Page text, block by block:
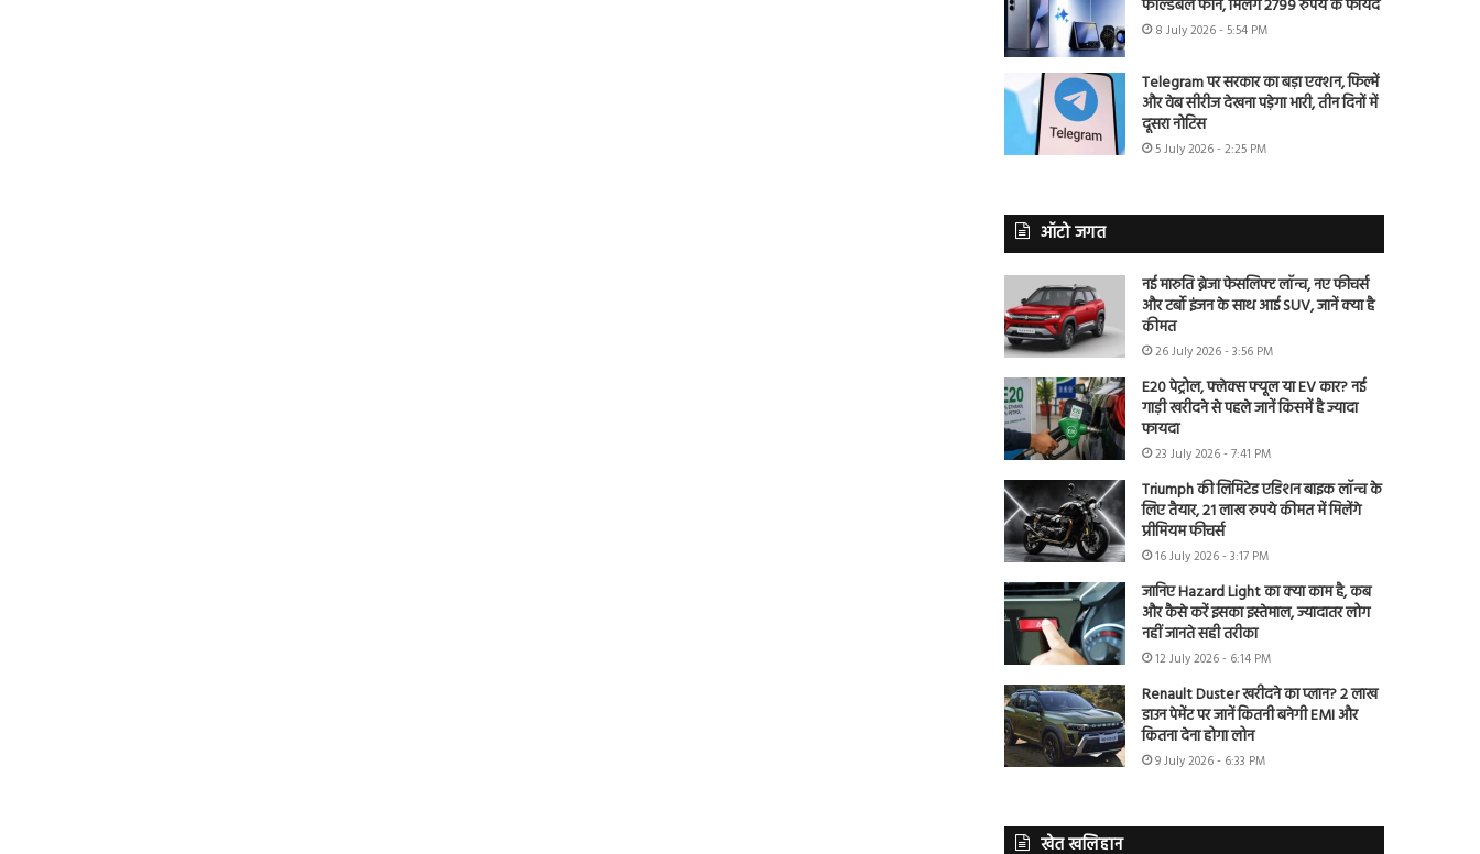
फोल्डेबल फोन, मिलेंगे 2799 रुपये के फायदे
8 July 2026 - 5:54 PM
Telegram पर सरकार का बड़ा एक्शन, फिल्में
और वेब सीरीज देखना पड़ेगा भारी, तीन दिनों में
दूसरा नोटिस
5 July 2026 - 2:25 PM
ऑटो जगत
नई मारुति ब्रेजा फेसलिफ्ट लॉन्च, नए फीचर्स
और टर्बो इंजन के साथ आई SUV, जानें क्या है
कीमत
26 July 2026 - 3:56 PM
E20 पेट्रोल, फ्लेक्स फ्यूल या EV कार? नई
गाड़ी खरीदने से पहले जानें किसमें है ज्यादा
फायदा
23 July 2026 - 7:41 PM
Triumph की लिमिटेड एडिशन बाइक लॉन्च के
लिए तैयार, 21 लाख रुपये कीमत में मिलेंगे
प्रीमियम फीचर्स
16 July 2026 - 3:17 PM
जानिए Hazard Light का क्या काम है, कब
और कैसे करें इसका इस्तेमाल, ज्यादातर लोग
नहीं जानते सही तरीका
12 July 2026 - 6:14 PM
Renault Duster खरीदने का प्लान? 2 लाख
डाउन पेमेंट पर जानें कितनी बनेगी EMI और
कितना देना होगा लोन
9 July 2026 - 6:33 PM
खेत खलिहान